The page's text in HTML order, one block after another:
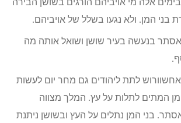
אלה מי אויביהם הורגים בשושן הבירה
בנעשה בעיר שושן ושואל אותה מה
לתת ליהודים גם מחר יום לעשות
המתים לתלות על עץ. המלך מצווה
בני המן נתלים על העץ ובשושן ניתנת